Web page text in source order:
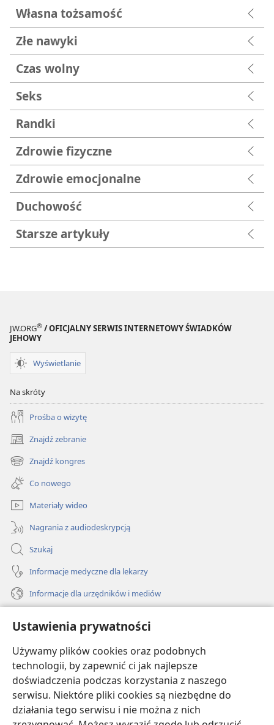
Ustawienia prywatności
Używamy plików cookies oraz podobnych
technologii, by zapewnić ci jak najlepsze
doświadczenia podczas korzystania z naszego
serwisu. Niektóre pliki cookies są niezbędne do
działania tego serwisu i nie można z nich
Własna tożsamość
Złe nawyki
Czas wolny
Seks
Randki
Zdrowie fizyczne
Zdrowie emocjonalne
Duchowość
Starsze artykuły
JW.ORG® / OFICJALNY SERWIS INTERNETOWY ŚWIADKÓW
JEHOWY
Wyświetlanie
Na skróty
Prośba o wizytę
Znajdź zebranie
(opens
new
window)
Znajdź kongres
(opens
new
window)
Co nowego
Materiały wideo
Nagrania z audiodeskrypcją
Szukaj
Informacje medyczne dla lekarzy
Informacje dla urzędników i mediów
Darowizny
(opens
new
window)BIBLIOTEKA INTERNETOWA Strażnicy
(opens
new
window)JW Hub
(opens